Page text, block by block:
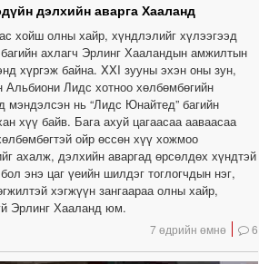
дэлхийн аварга Хааланд
хойш олны хайр, хүндлэлийг хүлээгээд
ахлагч Эрлинг Хааландын амжилтын
хүргэж байна. XXI зууны эхэн оны зун,
Альбиони Лидс хотноо хөлбөмбөгийн
мэндэлсэн нь “Лидс Юнайтед” багийн
хүү байв. Бага ахуй цагаасаа ааваасаа
ойр өссөн хүү хожмоо
ахалж, дэлхийн аваргад өрсөлдөх хүндтэй
энэ цаг үеийн шилдэг тоглогчдын нэг,
хэгжүүн зангаараа олны хайр,
Эрлинг Хааланд юм.
7 өдрийн өмнө 6